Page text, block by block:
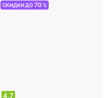
классический,цвет плафона/
абажура: прозрачный
СКИДКИ ДО70 %
4.7